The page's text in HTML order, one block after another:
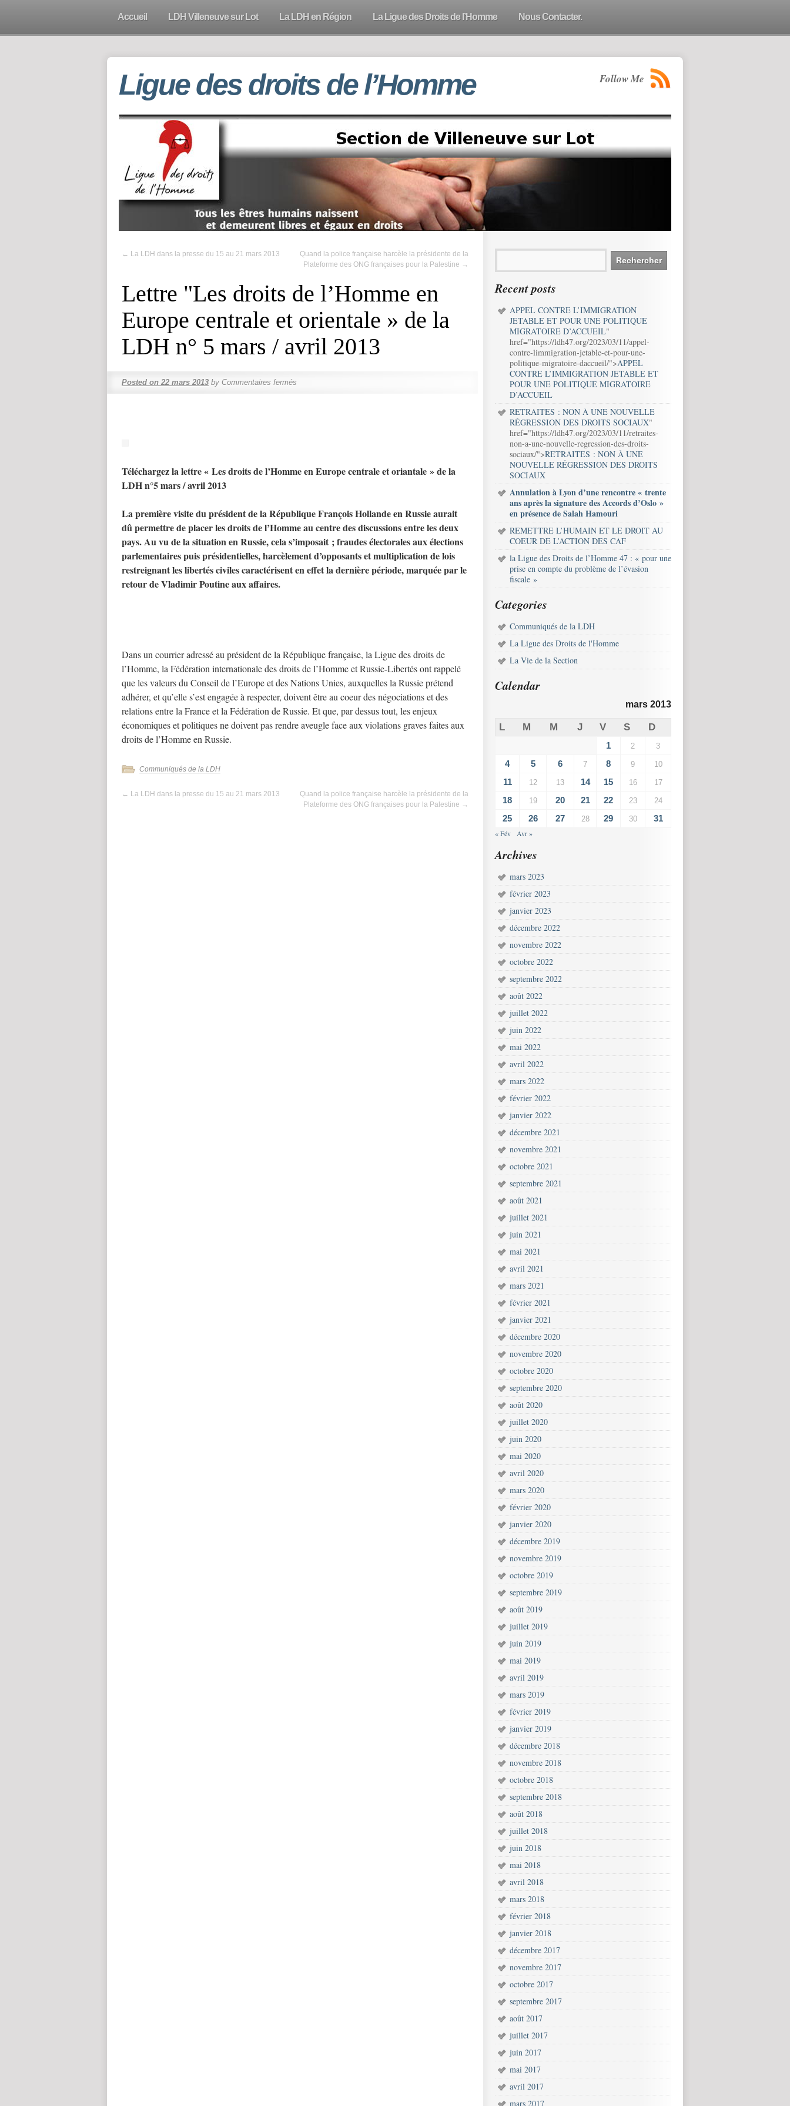
Accueil LDH Villeneuve sur Lot La LDH en Région La Ligue des Droits de l’Homme Nous Contacter.
Ligue des droits de l’Homme Follow Me
← La LDH dans la presse du 15 au 21 mars 2013
Quand la police française harcèle la présidente de la
Plateforme des ONG françaises pour la Palestine →
Lettre "Les droits de l’Homme en
Europe centrale et orientale » de la
LDH n° 5 mars / avril 2013
Posted on 22 mars 2013 by Commentaires fermés
Téléchargez la lettre « Les droits de l’Homme en Europe centrale et oriantale » de la
LDH n°5 mars / avril 2013
La première visite du président de la République François Hollande en Russie aurait
dû permettre de placer les droits de l’Homme au centre des discussions entre les deux
pays. Au vu de la situation en Russie, cela s’imposait ; fraudes électorales aux élections
parlementaires puis présidentielles, harcèlement d’opposants et multiplication de lois
restreignant les libertés civiles caractérisent en effet la dernière période, marquée par le
retour de Vladimir Poutine aux affaires.
Dans un courrier adressé au président de la République française, la Ligue des droits de
l’Homme, la Fédération internationale des droits de l’Homme et Russie-Libertés ont rappelé
que les valeurs du Conseil de l’Europe et des Nations Unies, auxquelles la Russie prétend
adhérer, et qu’elle s’est engagée à respecter, doivent être au coeur des négociations et des
relations entre la France et la Fédération de Russie. Et que, par dessus tout, les enjeux
économiques et politiques ne doivent pas rendre aveugle face aux violations graves faites aux
droits de l’Homme en Russie.
Communiqués de la LDH
← La LDH dans la presse du 15 au 21 mars 2013
Quand la police française harcèle la présidente de la
Plateforme des ONG françaises pour la Palestine →
Recent posts
APPEL CONTRE L’IMMIGRATION
JETABLE ET POUR UNE POLITIQUE
MIGRATOIRE D’ACCUEIL"
href="https://ldh47.org/2023/03/11/appel-
contre-limmigration-jetable-et-pour-une-
politique-migratoire-daccueil/">APPEL
CONTRE L’IMMIGRATION JETABLE ET
POUR UNE POLITIQUE MIGRATOIRE
D’ACCUEIL
RETRAITES : NON À UNE NOUVELLE
RÉGRESSION DES DROITS SOCIAUX"
href="https://ldh47.org/2023/03/11/retraites-
non-a-une-nouvelle-regression-des-droits-
sociaux/">RETRAITES : NON À UNE
NOUVELLE RÉGRESSION DES DROITS
SOCIAUX
Annulation à Lyon d’une rencontre « trente
ans après la signature des Accords d’Oslo »
en présence de Salah Hamouri
REMETTRE L’HUMAIN ET LE DROIT AU
COEUR DE L’ACTION DES CAF
la Ligue des Droits de l’Homme 47 : « pour une
prise en compte du problème de l’évasion
fiscale »
Categories
Communiqués de la LDH
La Ligue des Droits de l'Homme
La Vie de la Section
Calendar
mars 2013
L M M J V S D
1 2 3
4 5 6 7 8 9 10
11 12 13 14 15 16 17
18 19 20 21 22 23 24
25 26 27 28 29 30 31
« Fév Avr »
Archives
mars 2023
février 2023
janvier 2023
décembre 2022
novembre 2022
octobre 2022
septembre 2022
août 2022
juillet 2022
juin 2022
mai 2022
avril 2022
mars 2022
février 2022
janvier 2022
décembre 2021
novembre 2021
octobre 2021
septembre 2021
août 2021
juillet 2021
juin 2021
mai 2021
avril 2021
mars 2021
février 2021
janvier 2021
décembre 2020
novembre 2020
octobre 2020
septembre 2020
août 2020
juillet 2020
juin 2020
mai 2020
avril 2020
mars 2020
février 2020
janvier 2020
décembre 2019
novembre 2019
octobre 2019
septembre 2019
août 2019
juillet 2019
juin 2019
mai 2019
avril 2019
mars 2019
février 2019
janvier 2019
décembre 2018
novembre 2018
octobre 2018
septembre 2018
août 2018
juillet 2018
juin 2018
mai 2018
avril 2018
mars 2018
février 2018
janvier 2018
décembre 2017
novembre 2017
octobre 2017
septembre 2017
août 2017
juillet 2017
juin 2017
mai 2017
avril 2017
mars 2017